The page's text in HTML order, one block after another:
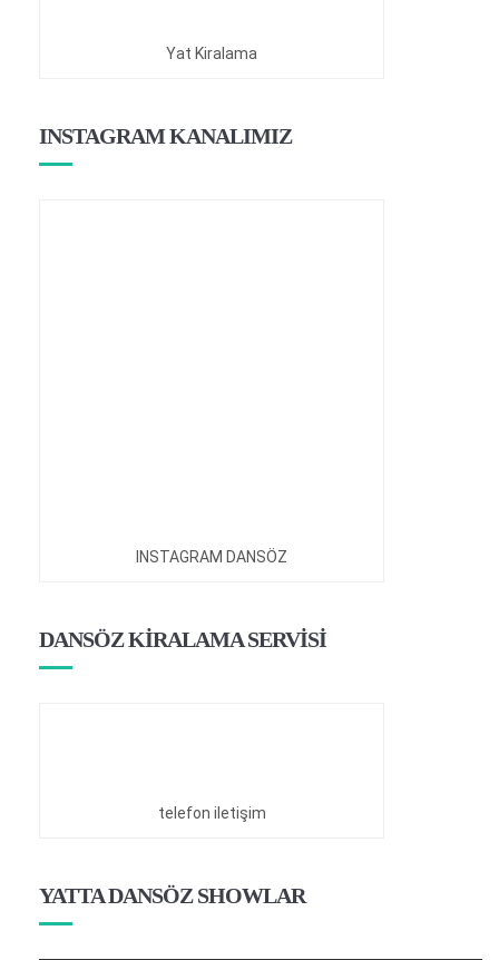
Yat Kiralama
INSTAGRAM KANALIMIZ
INSTAGRAM DANSÖZ
DANSÖZ KİRALAMA SERVİSİ
telefon iletişim
YATTA DANSÖZ SHOWLAR